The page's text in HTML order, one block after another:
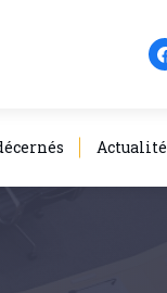
Actualité